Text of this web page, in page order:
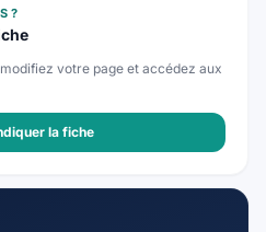
?
votre page et accédez aux
la fiche